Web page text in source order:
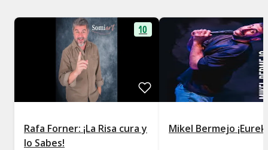
10
Rafa Forner: ¡La Risa cura y
lo Sabes!
Mikel Bermejo